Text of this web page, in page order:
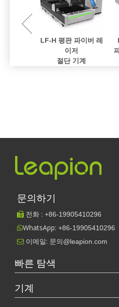
LF-H 평판 파이버 레
이저
절단 기계
문의하기
 전화 : +86-19905410296
WhatsApp: +86-19905410296
 이메일: 문의@leapion.com
빠른 탐색
기계